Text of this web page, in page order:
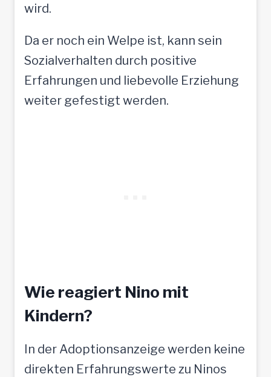
wird.
Da er noch ein Welpe ist, kann sein
Sozialverhalten durch positive
Erfahrungen und liebevolle Erziehung
weiter gefestigt werden.
Wie reagiert Nino mit
Kindern?
In der Adoptionsanzeige werden keine
direkten Erfahrungswerte zu Ninos